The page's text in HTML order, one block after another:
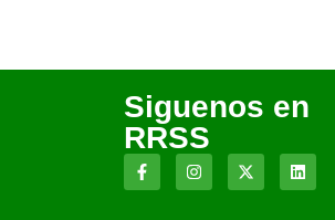
Siguenos en
RRSS